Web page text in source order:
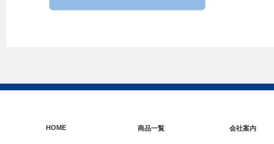
HOME 商品一覧 会社案内